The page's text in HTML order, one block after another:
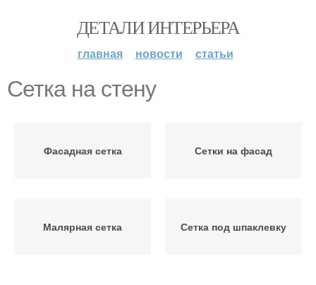
ДЕТАЛИ ИНТЕРЬЕРА
главная новости статьи
Сетка на стену
Фасадная сетка Сетки на фасад
Малярная сетка Сетка под шпаклевку